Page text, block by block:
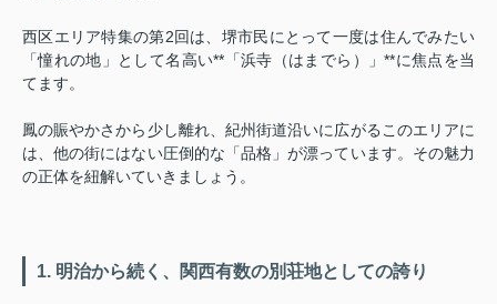
西区エリア特集の第2回は、堺市民にとって一度は住んでみたい
「憧れの地」として名高い**「浜寺（はまでら）」**に焦点を当
てます。
鳳の賑やかさから少し離れ、紀州街道沿いに広がるこのエリアに
は、他の街にはない圧倒的な「品格」が漂っています。その魅力
の正体を紐解いていきましょう。
1. 明治から続く、関西有数の別荘地としての誇り